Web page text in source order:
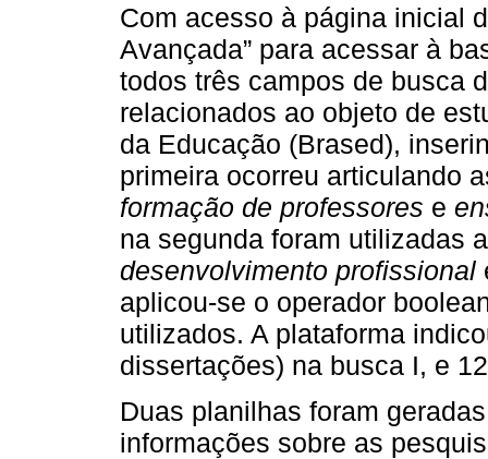
Com acesso à página inicial
Avançada” para acessar à
todos três campos de busca
relacionados ao objeto de
da Educação (Brased),
primeira ocorreu articulando
formação de professores e
na segunda foram utilizadas
desenvolvimento profissional
aplicou-se o operador
utilizados. A plataforma
dissertações) na busca I, e
Duas planilhas foram
informações sobre as